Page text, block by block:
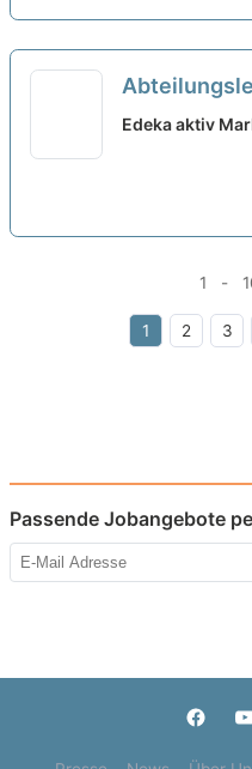
Bäckerei /
Edeka aktiv
1 -
1 2 3
Passende Jobangebote